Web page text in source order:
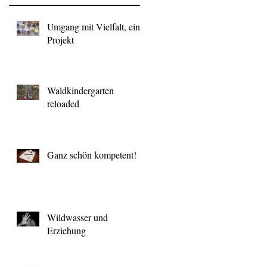
Umgang mit Vielfalt, ein
Projekt
Waldkindergarten
reloaded
Ganz schön kompetent!
Wildwasser und
Erziehung